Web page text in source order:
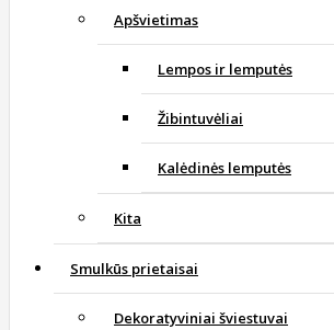
Apšvietimas
Lempos ir lemputės
Žibintuvėliai
Kalėdinės lemputės
Kita
Smulkūs prietaisai
Dekoratyviniai šviestuvai